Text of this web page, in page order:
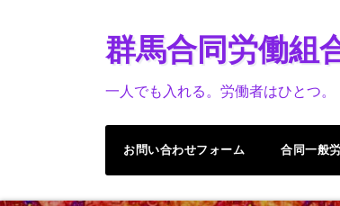
群馬合同労働組
一人でも入れる。労働者はひとつ。
お問い合わせフォーム 合同一般